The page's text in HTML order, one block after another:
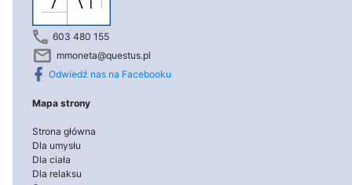
603 480 155
mmoneta@questus.pl
Odwiedź nas na Facebooku
Mapa strony
Strona główna
Dla umysłu
Dla ciała
Dla relaksu